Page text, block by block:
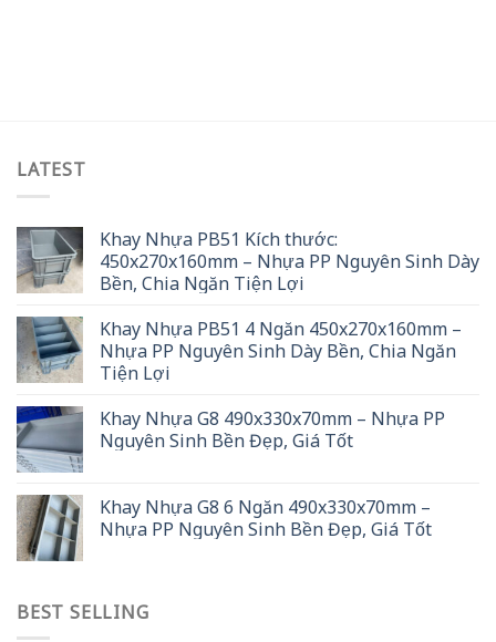
LATEST
Khay Nhựa PB51 Kích thước:
450x270x160mm – Nhựa PP Nguyên Sinh Dày
Bền, Chia Ngăn Tiện Lợi
Khay Nhựa PB51 4 Ngăn 450x270x160mm –
Nhựa PP Nguyên Sinh Dày Bền, Chia Ngăn
Tiện Lợi
Khay Nhựa G8 490x330x70mm – Nhựa PP
Nguyên Sinh Bền Đẹp, Giá Tốt
Khay Nhựa G8 6 Ngăn 490x330x70mm –
Nhựa PP Nguyên Sinh Bền Đẹp, Giá Tốt
BEST SELLING